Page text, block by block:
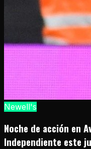
Newell's
Noche de acción en
Independiente este